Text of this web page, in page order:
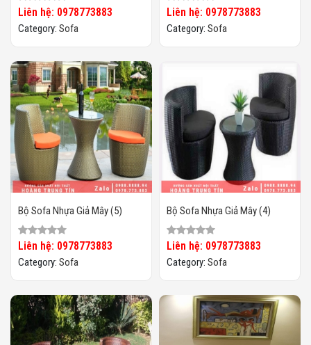
Liên hệ: 0978773883
Category: Sofa
Liên hệ: 0978773883
Category: Sofa
Bộ Sofa Nhựa Giả Mây (5)
Liên hệ: 0978773883
Category: Sofa
Bộ Sofa Nhựa Giả Mây (4)
Liên hệ: 0978773883
Category: Sofa